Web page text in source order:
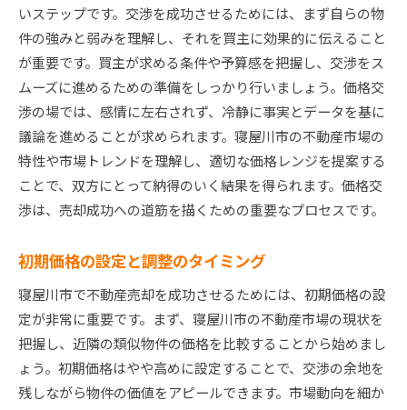
いステップです。交渉を成功させるためには、まず自らの物
件の強みと弱みを理解し、それを買主に効果的に伝えること
が重要です。買主が求める条件や予算感を把握し、交渉をス
ムーズに進めるための準備をしっかり行いましょう。価格交
渉の場では、感情に左右されず、冷静に事実とデータを基に
議論を進めることが求められます。寝屋川市の不動産市場の
特性や市場トレンドを理解し、適切な価格レンジを提案する
ことで、双方にとって納得のいく結果を得られます。価格交
渉は、売却成功への道筋を描くための重要なプロセスです。
初期価格の設定と調整のタイミング
寝屋川市で不動産売却を成功させるためには、初期価格の設
定が非常に重要です。まず、寝屋川市の不動産市場の現状を
把握し、近隣の類似物件の価格を比較することから始めまし
ょう。初期価格はやや高めに設定することで、交渉の余地を
残しながら物件の価値をアピールできます。市場動向を細か